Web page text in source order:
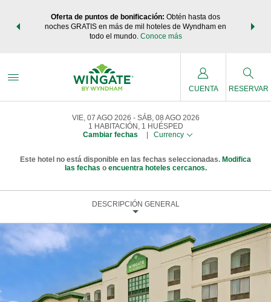
Oferta de puntos de bonificación:Obtén hasta dos
noches GRATIS en más de mil hoteles de Wyndham en
todo el mundo. Conoce más
de viaje
CUENTA RESERVAR
VIE, 07 AGO 2026
SÁB, 08 AGO 2026
1 HABITACIÓN , 1 HUÉSPED
Cambiar fechas
Currency
Este hotel no está disponible en las fechas seleccionadas. Modifica
las fechas o encuentra hoteles cercanos.
DESCRIPCIÓN GENERAL